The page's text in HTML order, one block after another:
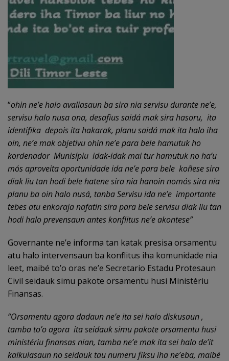
“ohin ne’e halo avaliasaun ba sira nia servisu durante ne’e,
servisu halo nusa ona, desafius saidá mak sira hasoru, ita
identifika depois ita hakarak, planu saidá mak ita halo iha
oin, ne’e mak objetivu ohin ne’e para bele hamutuk ho
kordenador Munisípiu idak-idak mai tur hamutuk no ha’u
mós aproveita oportunidade ida ne’e para bele koñese sira
diak liu tan hodi bele hatene sira nia hanoin nomós sira nia
planu ba oin halo nusá, tanba Servisu ida ne’e importante
tebes atu enkoraja nafatin sira para bele servisu diak liu tan
hodi halo prevensaun antes konflitus ne’e akontese”
Governante ne’e informa tan katak presisa orsamentu
atu halo intervensaun ba konflitus iha komunidade nia
leet, maibé to’o oras ne’e Secretario Estadu Protesaun
Civil seidauk simu pakote orsamentu husi Ministériu
Finansas.
“Orsamentu agora dadaun ne’e ita sei halo diskusaun ,
tamba to’o agora ita seidauk simu pakote orsamentu husi
ministériu finansas nian, tamba ne’e mak ita sei halo de’it
kalkulasaun no seidauk tau numeru fiksu iha ne’eba, maibé